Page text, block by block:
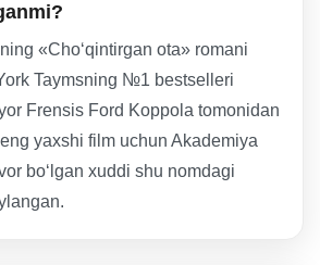
«Choʻqintirgan ota» romani
Taymsning №1 bestselleri
Frensis Ford Koppola tomonidan
yaxshi film uchun Akademiya
boʻlgan xuddi shu nomdagi